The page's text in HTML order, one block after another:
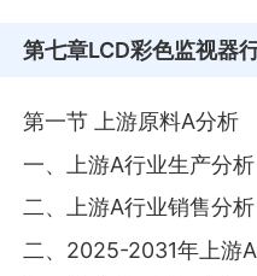
第七章LCD彩色监视器
第一节 上游原料A分析
一、上游A行业生产分析
二、上游A行业销售分析
二、2025-2031年上游